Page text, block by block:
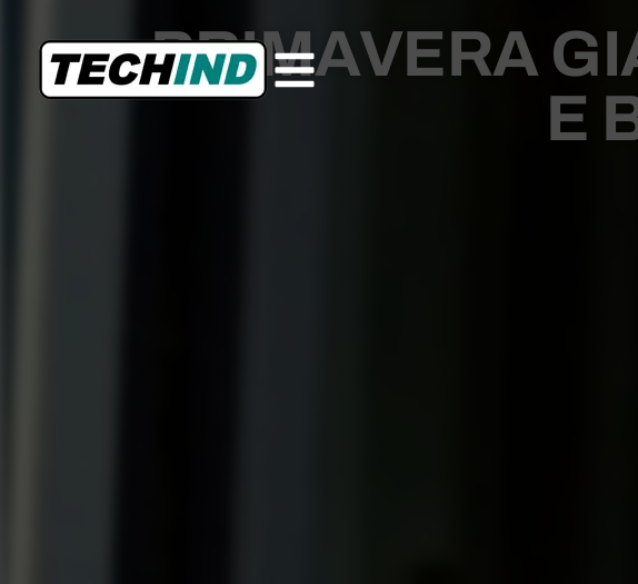
PRIMAVERA
E